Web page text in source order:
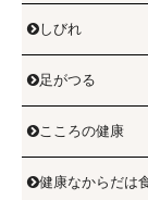
しびれ
足がつる
こころの健康
健康なからだは